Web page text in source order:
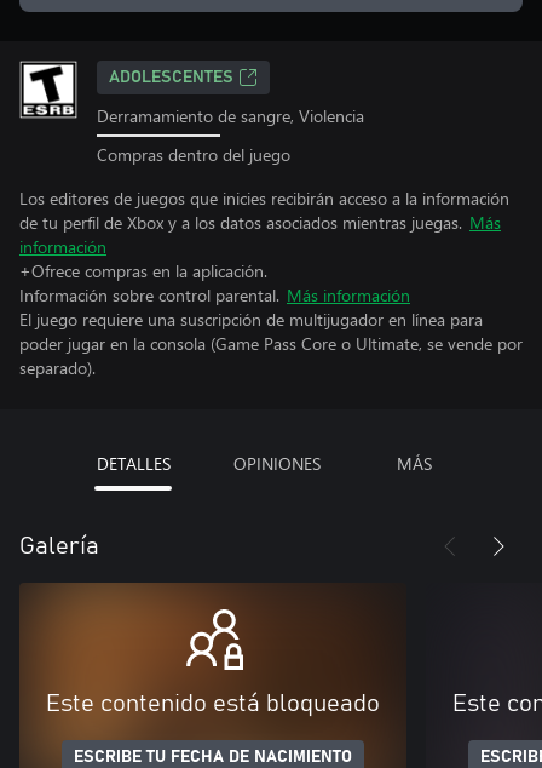
ADOLESCENTES
Derramamiento de sangre, Violencia
Compras dentro del juego
Los editores de juegos que inicies recibirán acceso a la información
de tu perfil de Xbox y a los datos asociados mientras juegas. Más
información
+Ofrece compras en la aplicación.
Información sobre control parental. Más información
El juego requiere una suscripción de multijugador en línea para
poder jugar en la consola (Game Pass Core o Ultimate, se vende por
separado).
DETALLES OPINIONES MÁS
Galería
Este contenido está bloqueado
ESCRIBE TU FECHA DE NACIMIENTO
Este